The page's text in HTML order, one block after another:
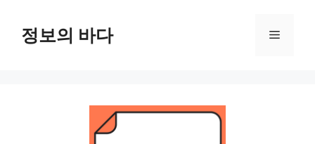
정보의 바다 메